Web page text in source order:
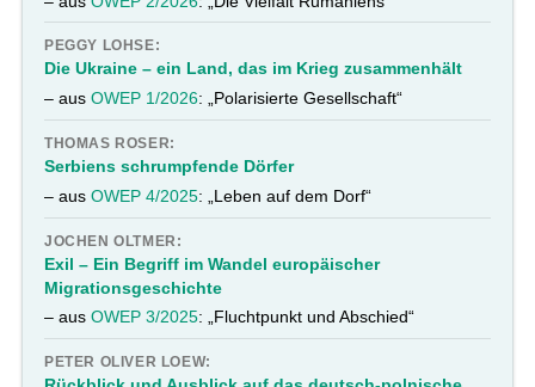
PEGGY LOHSE:
Die Ukraine – ein Land, das im Krieg zusammenhält
– ausOWEP 1/2026: „Polarisierte Gesellschaft“
THOMAS ROSER:
Serbiens schrumpfende Dörfer
– ausOWEP 4/2025: „Leben auf dem Dorf“
JOCHEN OLTMER:
Exil – Ein Begriff im Wandel europäischer
Migrationsgeschichte
– ausOWEP 3/2025: „Fluchtpunkt und Abschied“
PETER OLIVER LOEW: